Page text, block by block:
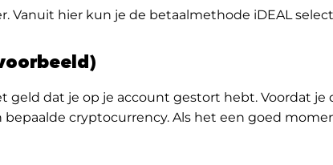
Vanuit hier kun je de betaalmethode iDEAL
dat je op je account gestort hebt. Voordat je
cryptocurrency. Als het een goed